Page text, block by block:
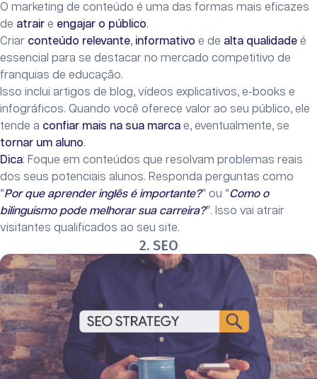
O marketing de conteúdo é uma das formas mais eficazes
de atrair e engajar o público.
Criar conteúdo relevante, informativo e de alta qualidade é
essencial para se destacar no mercado competitivo de
franquias de educação.
Isso inclui artigos de blog, vídeos explicativos, e-books e
infográficos. Quando você oferece valor ao seu público, ele
tende a confiar mais na sua marca e, eventualmente, se
tornar um aluno.
Dica: Foque em conteúdos que resolvam problemas reais
dos seus potenciais alunos. Responda perguntas como
“Por que aprender inglês é importante?” ou “Como o
bilinguismo pode melhorar sua carreira?”. Isso vai atrair
visitantes qualificados ao seu site.
2. SEO